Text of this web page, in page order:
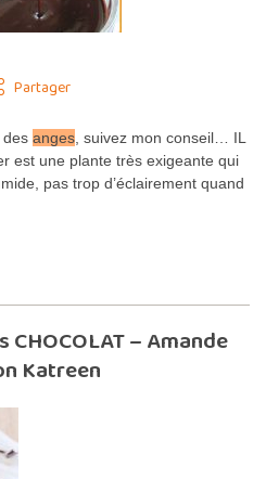
Partager
des anges , suivez mon conseil… IL
est une plante très exigeante qui
pas trop d’éclairement quand
– Amande
Katreen